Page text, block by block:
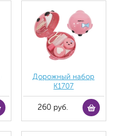
Дорожный набор
К1707
260 руб.